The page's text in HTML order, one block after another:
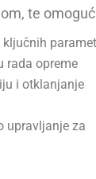
te
rada opreme
i otklanjanje
upravljanje za